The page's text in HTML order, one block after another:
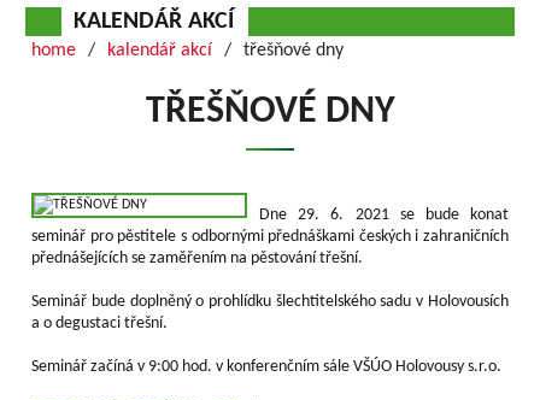
KALENDÁŘ AKCÍ
home kalendář akcí třešňové dny
TŘEŠŇOVÉ DNY
Dne 29. 6. 2021 se bude konat
seminář pro pěstitele s odbornými přednáškami českých i zahraničních
přednášejících se zaměřením na pěstování třešní.
Seminář bude doplněný o prohlídku šlechtitelského sadu v Holovousích
a o degustaci třešní.
Seminář začíná v 9:00 hod. v konferenčním sále VŠÚO Holovousy s.r.o.